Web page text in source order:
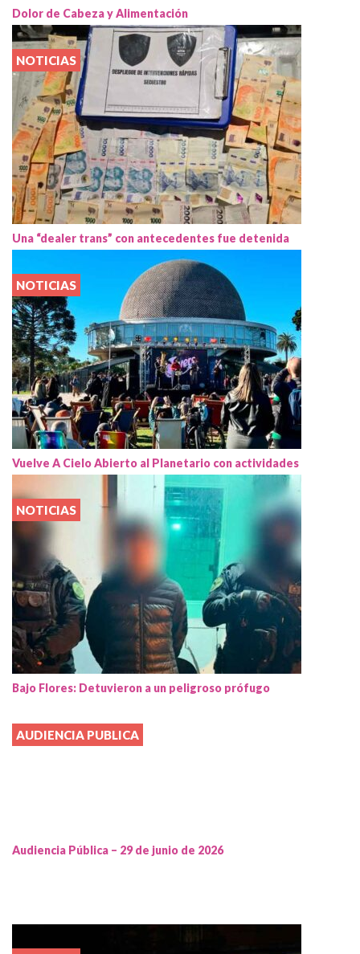
Dolor de Cabeza y Alimentación
NOTICIAS
Una “dealer trans” con antecedentes fue detenida
NOTICIAS
Vuelve A Cielo Abierto al Planetario con actividades
NOTICIAS
Bajo Flores: Detuvieron a un peligroso prófugo
AUDIENCIA PUBLICA
Audiencia Pública – 29 de junio de 2026